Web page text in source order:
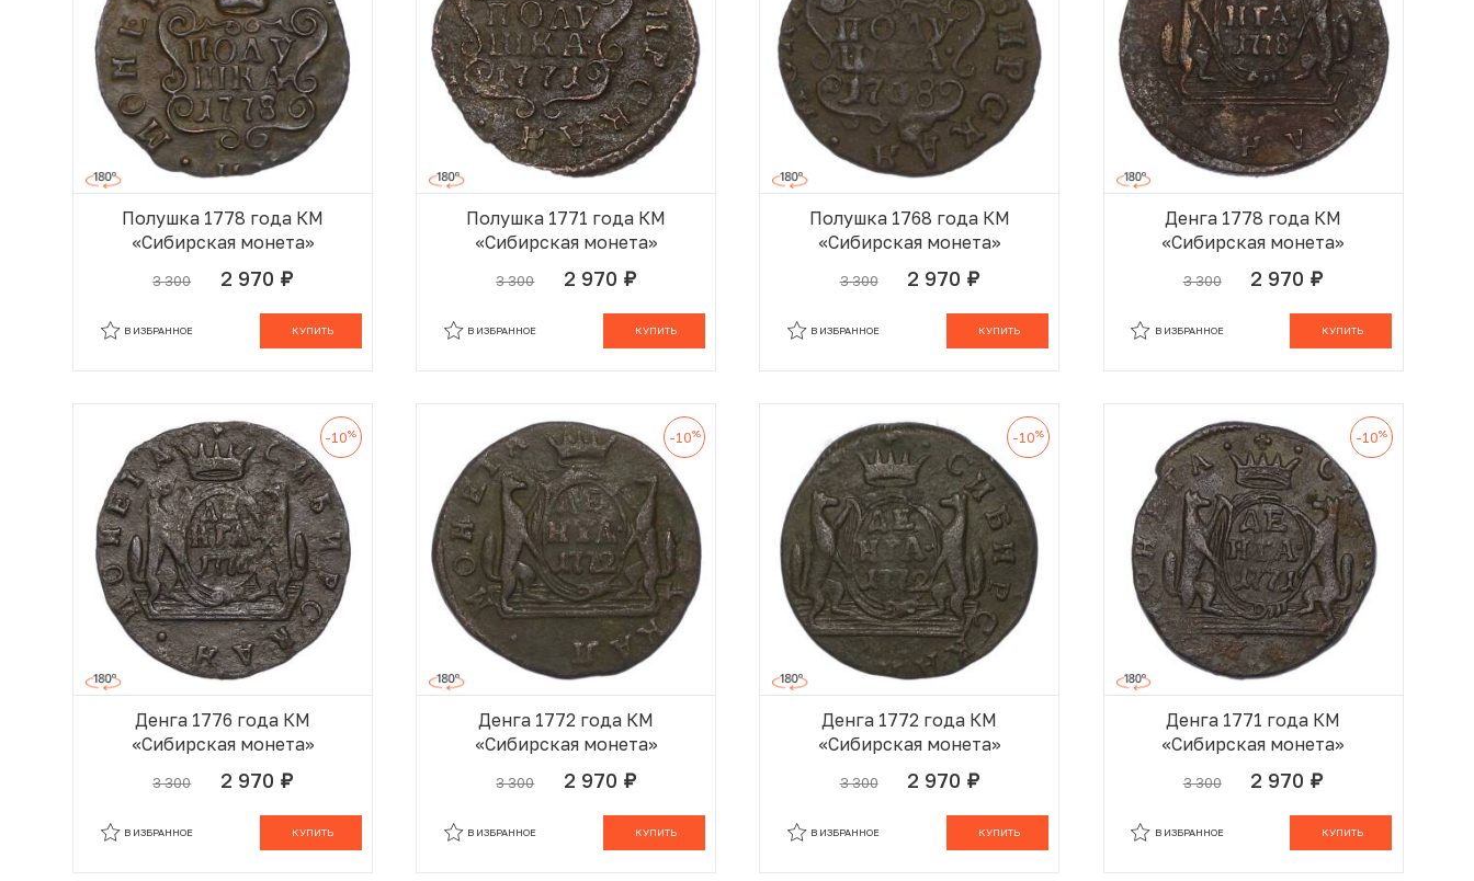
Полушка 1778 года КМ
«Сибирская монета»
3 300 2 970 руб.
КУПИТЬ
В ИЗБРАННОЕ
Полушка 1771 года КМ
«Сибирская монета»
3 300 2 970 руб.
КУПИТЬ
В ИЗБРАННОЕ
Полушка 1768 года КМ
«Сибирская монета»
3 300 2 970 руб.
КУПИТЬ
В ИЗБРАННОЕ
Денга 1778 года КМ
«Сибирская монета»
3 300 2 970 руб.
КУПИТЬ
В ИЗБРАННОЕ
-10%
Денга 1776 года КМ
«Сибирская монета»
3 300 2 970 руб.
КУПИТЬ
В ИЗБРАННОЕ
-10%
Денга 1772 года КМ
«Сибирская монета»
3 300 2 970 руб.
КУПИТЬ
В ИЗБРАННОЕ
-10%
Денга 1772 года КМ
«Сибирская монета»
3 300 2 970 руб.
КУПИТЬ
В ИЗБРАННОЕ
-10%
Денга 1771 года КМ
«Сибирская монета»
3 300 2 970 руб.
КУПИТЬ
В ИЗБРАННОЕ